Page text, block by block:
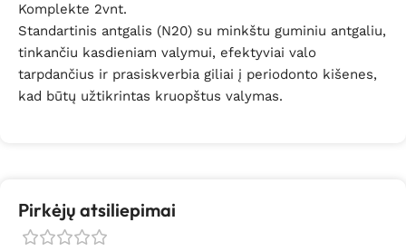
Komplekte 2vnt.
Standartinis antgalis (N20) su minkštu guminiu antgaliu,
tinkančiu kasdieniam valymui, efektyviai valo
tarpdančius ir prasiskverbia giliai į periodonto kišenes,
kad būtų užtikrintas kruopštus valymas.
Pirkėjų atsiliepimai